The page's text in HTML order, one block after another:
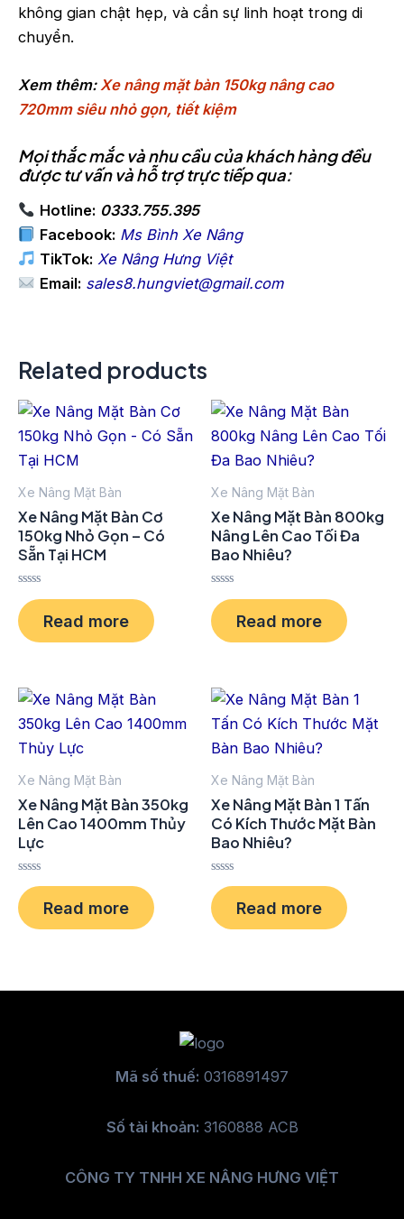
không gian chật hẹp, và cần sự linh hoạt trong di
chuyển.
Xem thêm:Xe nâng mặt bàn 150kg nâng cao
720mm siêu nhỏ gọn, tiết kiệm
Mọi thắc mắc và nhu cầu của khách hàng đều
được tư vấn và hỗ trợ trực tiếp qua:
Hotline: 0333.755.395
Facebook: Ms Bình Xe Nâng
TikTok: Xe Nâng Hưng Việt
Email: sales8.hungviet@gmail.com
Related products
Xe Nâng Mặt Bàn
Xe Nâng Mặt Bàn Cơ
150kg Nhỏ Gọn – Có
Sẵn Tại HCM
Rated
0
out
of
Read more
Xe Nâng Mặt Bàn
Xe Nâng Mặt Bàn 800kg
Nâng Lên Cao Tối Đa
Bao Nhiêu?
Rated
0
out
of
Read more
Xe Nâng Mặt Bàn
Xe Nâng Mặt Bàn 350kg
Lên Cao 1400mm Thủy
Lực
Rated
0
out
of
Read more
Xe Nâng Mặt Bàn
Xe Nâng Mặt Bàn 1 Tấn
Có Kích Thước Mặt Bàn
Bao Nhiêu?
Rated
0
out
of
Read more
Mã số thuế: 0316891497
Số tài khoản: 3160888 ACB
CÔNG TY TNHH XE NÂNG HƯNG VIỆT